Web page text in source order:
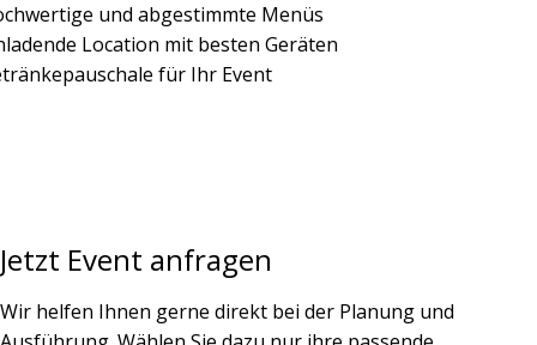
und abgestimmte Menüs
Location mit besten Geräten
für Ihr Event
Jetzt Event anfragen
Wir helfen Ihnen gerne direkt bei der Planung und